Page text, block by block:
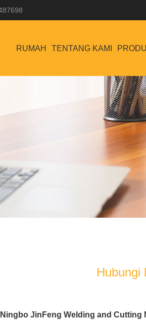
RUMAH TENTANG KAMI
Hubungi
Ningbo JinFeng Welding and Cutting